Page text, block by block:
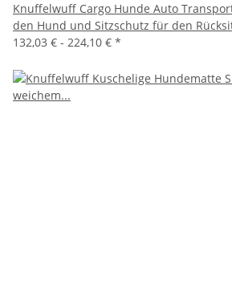
Knuffelwuff Cargo Hunde Auto
den Hund und Sitzschutz für den
132,03 € - 224,10 € *